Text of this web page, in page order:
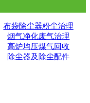
布袋除尘器粉尘治理
烟气净化废气治理
高炉均压煤气回收
除尘器及除尘配件